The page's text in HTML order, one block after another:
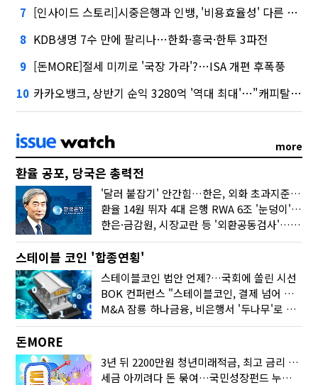
7 [인사이드 스토리]시중은행과 인뱅, '비용효율성' 다른 잣대 왜?
8 KDB생명 7수 만에 팔리나…한화·흥국·한투 3파전
9 [돈MORE]절세 미끼로 '국장 가라'?…ISA 개편 후폭풍
10 카카오뱅크, 상반기 순익 3280억 '역대 최대'…"캐피탈, 자산 1조원 이상"
more
환율 공포, 당국은 총력전
'달러 붙잡기' 안간힘…한은, 외화 초과지준에 이자 6개월 더
환율 14원 뛰자 4대 은행 RWA 6조 '눈덩이'…2배 뛴 2분기는?
한은·금감원, 시장교란 등 '외환공동검사'…환율 급등 전방위 대응
스테이블 코인 '합종연횡'
스테이블코인 법안 언제?…국회에 쏠린 시선
BOK 컨퍼런스 "스테이블코인, 결제 넘어 보험 대출 등 금융 연결 도구"
M&A 잠룡 하나금융, 비은행서 '두나무'로 눈돌린 이유는
돈MORE
3년 뒤 2200만원 청년미래적금, 최고 금리 받으려면?
세금 아끼려다 돈 묶여…국민성장펀드 누가 가입하면 좋을까